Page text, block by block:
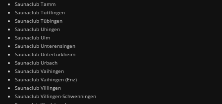
Saunaclub Tamm
Saunaclub Tuttlingen
Saunaclub Tübingen
Saunaclub Uhingen
Saunaclub Ulm
Saunaclub Unterensingen
Saunaclub Untertürkheim
Saunaclub Urbach
Saunaclub Vaihingen
Saunaclub Vaihingen (Enz)
Saunaclub Villingen
Saunaclub Villingen-Schwenningen